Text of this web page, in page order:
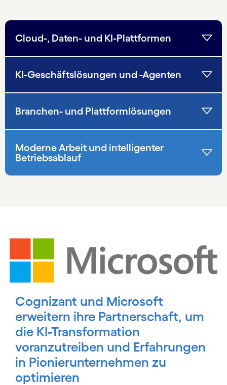
Cloud-, Daten- und KI-Plattformen
KI-Geschäftslösungen und -Agenten
Branchen- und Plattformlösungen
Moderne Arbeit und intelligenter
Betriebsablauf
Cognizant und Microsoft
erweitern ihre Partnerschaft, um
die KI-Transformation
voranzutreiben und Erfahrungen
in Pionierunternehmen zu
optimieren